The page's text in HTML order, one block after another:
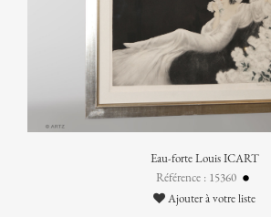
Eau-forte Louis ICART
Référence : 15360
Ajouter à votre liste